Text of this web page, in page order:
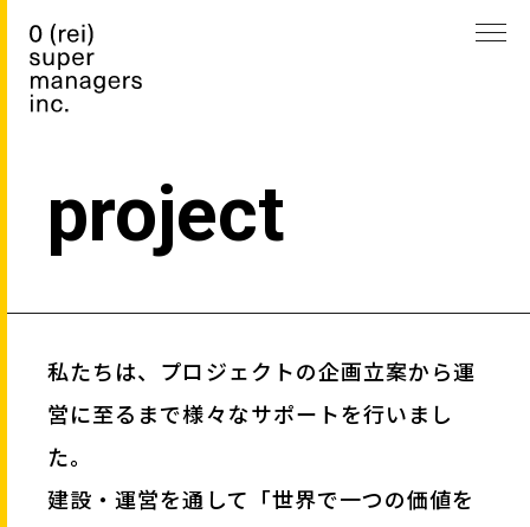
project
私たちは、プロジェクトの企画立案から運
営に至るまで様々なサポートを行いまし
た。
建設・運営を通して「世界で一つの価値を